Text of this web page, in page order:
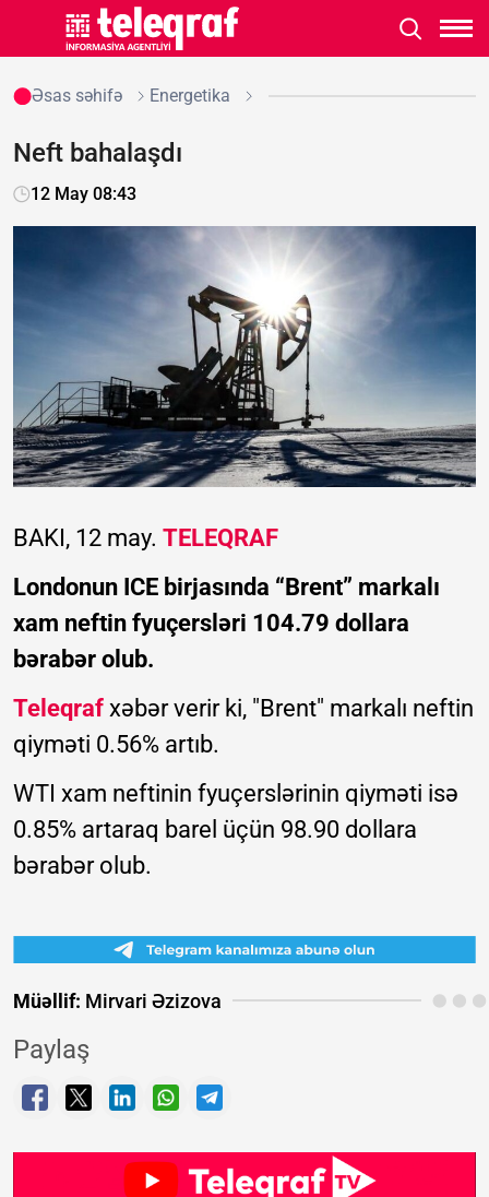
Əsas səhifə Energetika
Neft bahalaşdı
12 May 08:43
BAKI, 12 may. TELEQRAF
Londonun ICE birjasında “Brent” markalı
xam neftin fyuçersləri 104.79 dollara
bərabər olub.
Teleqraf xəbər verir ki, "Brent" markalı neftin
qiyməti 0.56% artıb.
WTI xam neftinin fyuçerslərinin qiyməti isə
0.85% artaraq barel üçün 98.90 dollara
bərabər olub.
Müəllif: Mirvari Əzizova
Paylaş